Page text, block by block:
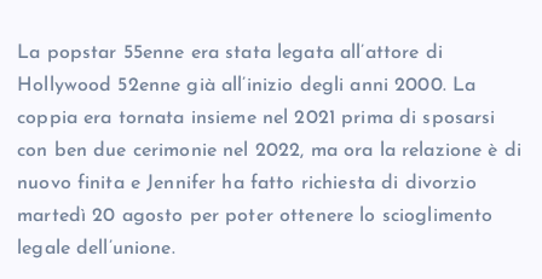
La popstar 55enne era stata legata all’attore di
Hollywood 52enne già all’inizio degli anni 2000. La
coppia era tornata insieme nel 2021 prima di sposarsi
con ben due cerimonie nel 2022, ma ora la relazione è di
nuovo finita e Jennifer ha fatto richiesta di divorzio
martedì 20 agosto per poter ottenere lo scioglimento
legale dell’unione.